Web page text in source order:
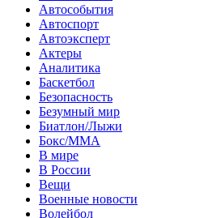
Автособытия
Автоспорт
Автоэксперт
Актеры
Аналитика
Баскетбол
Безопасность
Безумный мир
Биатлон/Лыжи
Бокс/MMA
В мире
В России
Вещи
Военные новости
Волейбол